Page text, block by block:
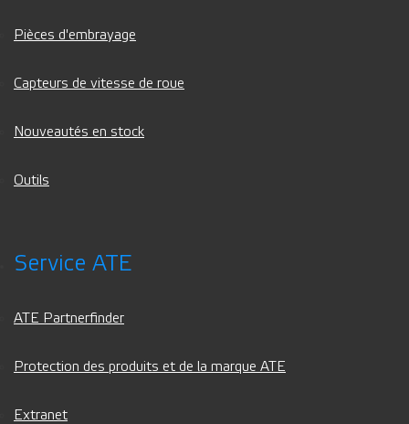
Pièces d'embrayage
Capteurs de vitesse de roue
Nouveautés en stock
Outils
Service ATE
ATE Partnerfinder
Protection des produits et de la marque ATE
Extranet